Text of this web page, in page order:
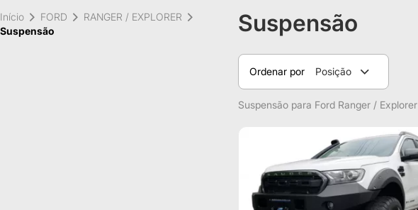
Suspensão
Ordenar por Posição
Suspensão para Ford Ranger / Explorer
Início FORD
RANGER / EXPLORER
Suspensão